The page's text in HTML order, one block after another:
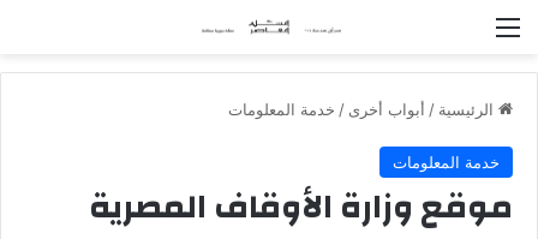
الرئيسية / أبواب أخرى / خدمة المعلومات
خدمة المعلومات
موقع وزارة الأوقاف المصرية